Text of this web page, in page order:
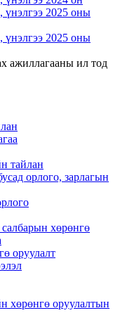
үнэлгээ 2025 оны
үнэлгээ 2025 оны
ажиллагааны ил тод
тайлан
орлого, зарлагын
хөрөнгө
оруулалт
хөрөнгө оруулалтын